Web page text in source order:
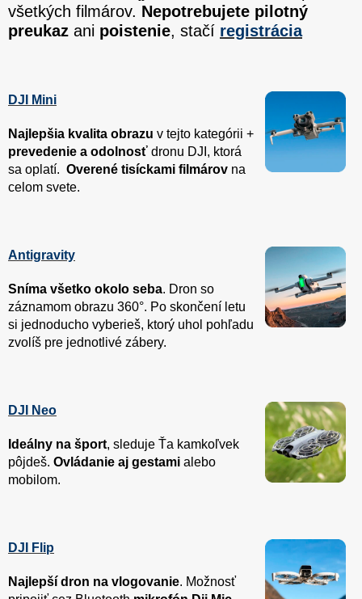
všetkých filmárov. Nepotrebujete pilotný
preukaz ani poistenie, stačí registrácia
DJI Mini
Najlepšia kvalita obrazu v tejto kategórii +
prevedenie a odolnosť dronu DJI, ktorá
sa oplatí. Overené tisíckami filmárov na
celom svete.
Antigravity
Sníma všetko okolo seba. Dron so
záznamom obrazu 360°. Po skončení letu
si jednoducho vyberieš, ktorý uhol pohľadu
zvolíš pre jednotlivé zábery.
DJI Neo
Ideálny na šport, sleduje Ťa kamkoľvek
pôjdeš. Ovládanie aj gestami alebo
mobilom.
DJI Flip
Najlepší dron na vlogovanie. Možnosť